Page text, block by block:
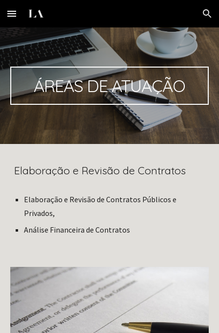
Skip to main content Skip to navigation
ÁREAS DE ATUAÇÃO
Elaboração e Revisão de Contratos
Elaboração e Revisão de Contratos Públicos e
Privados,
Análise Financeira de Contratos